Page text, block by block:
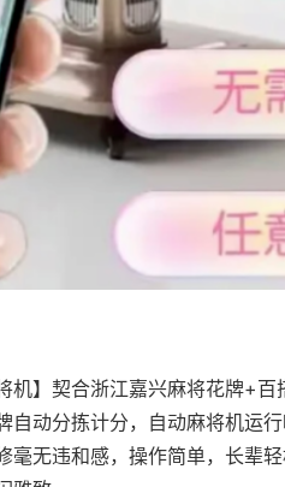
机】契合浙江嘉兴麻将花牌+
自动分拣计分，自动麻将机运
毫无违和感，操作简单，长辈